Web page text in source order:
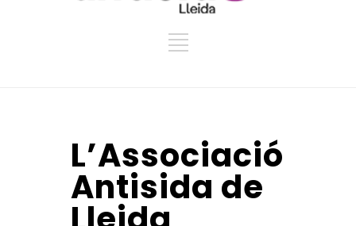
L’Associació
Antisida de